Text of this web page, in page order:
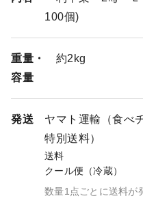
100個)
重量・
容量
約2kg
発送
ヤマト運輸（食べ
特別送料）
送料
クール便（冷蔵）
数量1点ごとに送料が